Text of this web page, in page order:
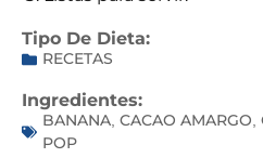
Tipo De Dieta:
RECETAS
Ingredientes:
BANANA CACAO AMARGO
POP